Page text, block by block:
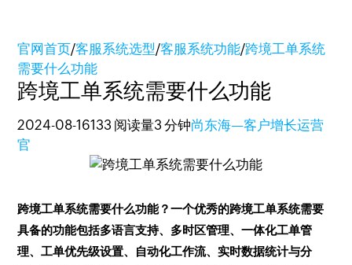
官网首页/客服系统选型/客服系统功能/跨境工单系统
需要什么功能
跨境工单系统需要什么功能
2024-08-16133 阅读量3 分钟尚东海—客户增长运营
官
跨境工单系统需要什么功能？一个优秀的跨境工单系统需要
具备的功能包括多语言支持、多时区管理、一体化工单管
理、工单优先级设置、自动化工作流、实时数据统计与分